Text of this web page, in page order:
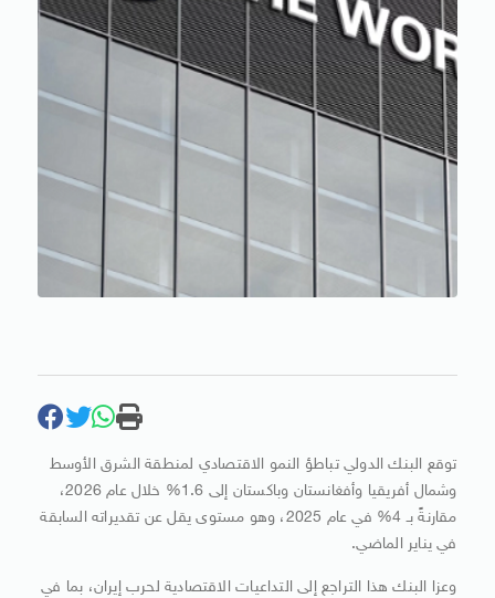
توقع البنك الدولي تباطؤ النمو الاقتصادي لمنطقة الشرق الأوسط
وشمال أفريقيا وأفغانستان وباكستان إلى 1.6% خلال عام 2026،
مقارنةً بـ 4% في عام 2025، وهو مستوى يقل عن تقديراته السابقة
في يناير الماضي.
وعزا البنك هذا التراجع إلى التداعيات الاقتصادية لحرب إيران، بما في